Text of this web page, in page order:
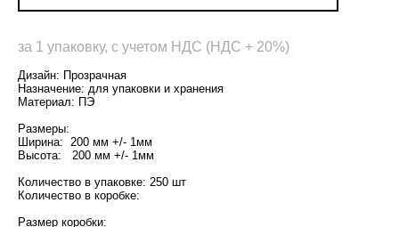
за 1 упаковку, с учетом НДС (НДС + 20%)
Дизайн: Прозрачная
Назначение: для упаковки и хранения
Материал: ПЭ
Размеры:
Ширина: 200 мм +/- 1мм
Высота: 200 мм +/- 1мм
Количество в упаковке: 250 шт
Количество в коробке:
Размер коробки: